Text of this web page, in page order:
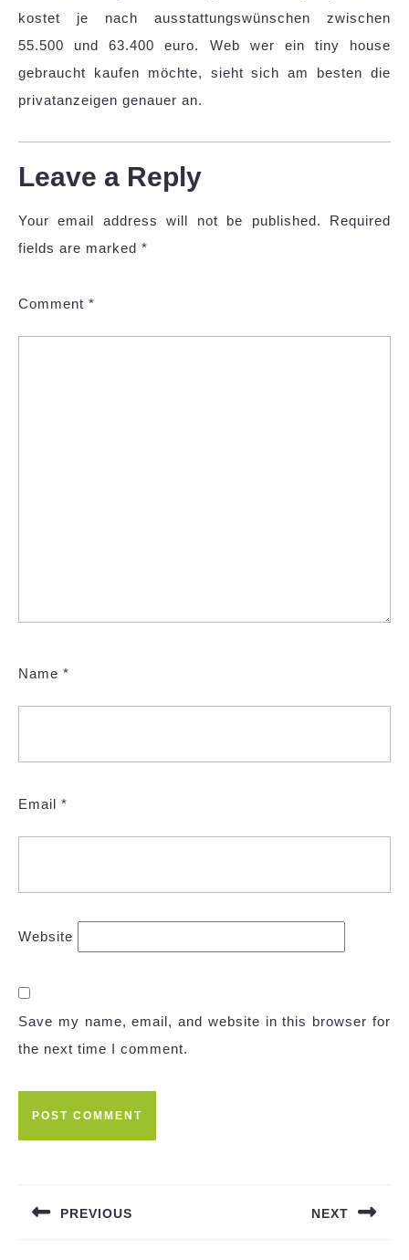
kostet je nach ausstattungswünschen zwischen
55.500 und 63.400 euro. Web wer ein tiny house
gebraucht kaufen möchte, sieht sich am besten die
privatanzeigen genauer an.
Leave a Reply
Your email address will not be published.
Required
fields are marked *
Comment *
Name *
Email *
Website
Save my name, email, and website in this browser for
the next time I comment.
PREVIOUS NEXT